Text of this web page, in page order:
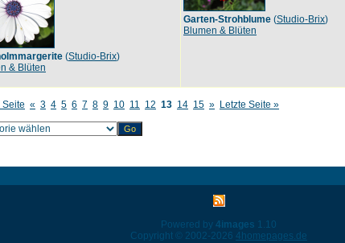
(Studio-Brix)
& Blüten
Garten-Strohblume (Studio-Brix)
Blumen & Blüten
Seite « 3 4 5 6 7 8 9 10 11 12 13 14 15 » Letzte Seite »
Powered by 4images 1.10
Copyright © 2002-2026 4homepages.de